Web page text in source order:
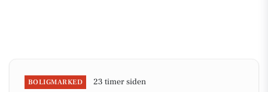
BOLIGMARKED 23 timer siden